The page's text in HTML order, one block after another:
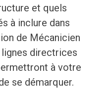
et quels
à inclure dans
de Mécanicien
lignes directrices
à votre
se démarquer.